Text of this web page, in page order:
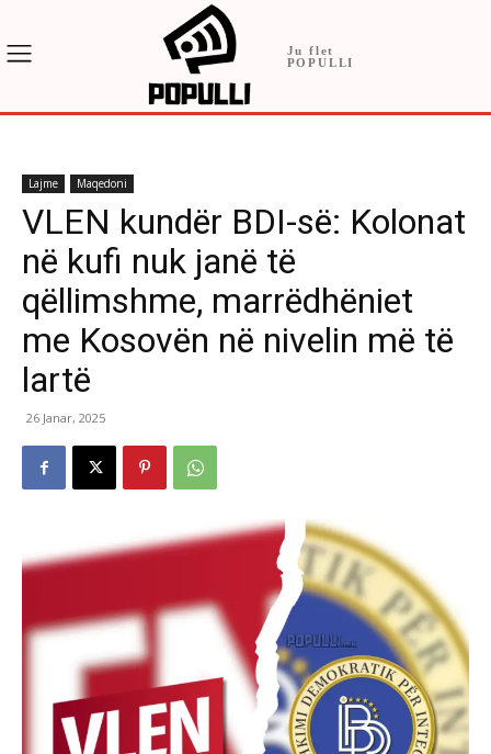
Ju flet
POPULLI
Lajme Maqedoni
VLEN kundër BDI-së: Kolonat
në kufi nuk janë të
qëllimshme, marrëdhëniet
me Kosovën në nivelin më të
lartë
26 Janar, 2025